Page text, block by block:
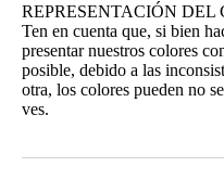
REPRESENTACIÓN DEL
Ten en cuenta que, si bien
presentar nuestros colores
posible, debido a las
otra, los colores pueden no
ves.